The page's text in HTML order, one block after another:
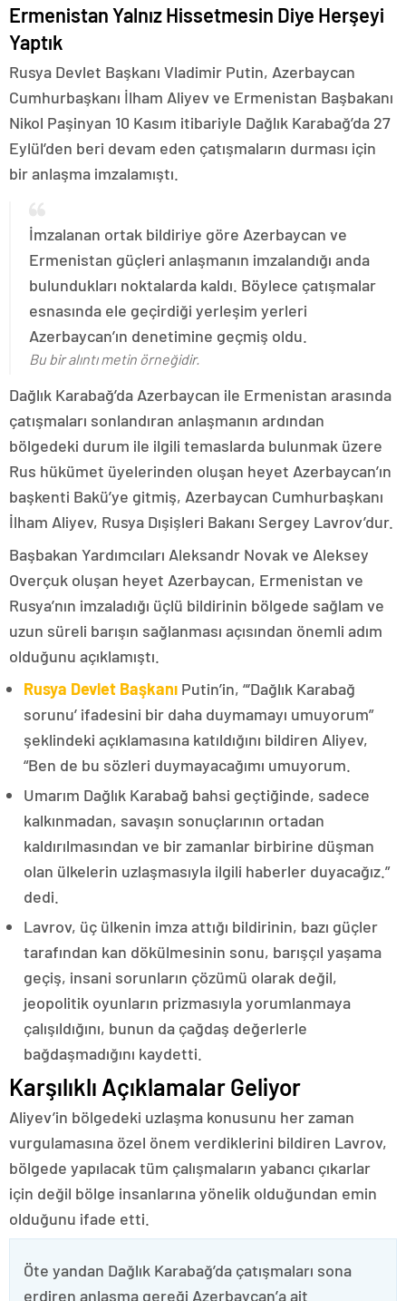
Ermenistan Yalnız Hissetmesin Diye Herşeyi
Yaptık
Rusya Devlet Başkanı Vladimir Putin, Azerbaycan
Cumhurbaşkanı İlham Aliyev ve Ermenistan Başbakanı
Nikol Paşinyan 10 Kasım itibariyle Dağlık Karabağ’da 27
Eylül’den beri devam eden çatışmaların durması için
bir anlaşma imzalamıştı.
İmzalanan ortak bildiriye göre Azerbaycan ve
Ermenistan güçleri anlaşmanın imzalandığı anda
bulundukları noktalarda kaldı. Böylece çatışmalar
esnasında ele geçirdiği yerleşim yerleri
Azerbaycan’ın denetimine geçmiş oldu.
Bu bir alıntı metin örneğidir.
Dağlık Karabağ’da Azerbaycan ile Ermenistan arasında
çatışmaları sonlandıran anlaşmanın ardından
bölgedeki durum ile ilgili temaslarda bulunmak üzere
Rus hükümet üyelerinden oluşan heyet Azerbaycan’ın
başkenti Bakü’ye gitmiş, Azerbaycan Cumhurbaşkanı
İlham Aliyev, Rusya Dışişleri Bakanı Sergey Lavrov’dur.
Başbakan Yardımcıları Aleksandr Novak ve Aleksey
Overçuk oluşan heyet Azerbaycan, Ermenistan ve
Rusya’nın imzaladığı üçlü bildirinin bölgede sağlam ve
uzun süreli barışın sağlanması açısından önemli adım
olduğunu açıklamıştı.
Rusya Devlet Başkanı Putin’in, “‘Dağlık Karabağ
sorunu’ ifadesini bir daha duymamayı umuyorum”
şeklindeki açıklamasına katıldığını bildiren Aliyev,
“Ben de bu sözleri duymayacağımı umuyorum.
Umarım Dağlık Karabağ bahsi geçtiğinde, sadece
kalkınmadan, savaşın sonuçlarının ortadan
kaldırılmasından ve bir zamanlar birbirine düşman
olan ülkelerin uzlaşmasıyla ilgili haberler duyacağız.”
dedi.
Lavrov, üç ülkenin imza attığı bildirinin, bazı güçler
tarafından kan dökülmesinin sonu, barışçıl yaşama
geçiş, insani sorunların çözümü olarak değil,
jeopolitik oyunların prizmasıyla yorumlanmaya
çalışıldığını, bunun da çağdaş değerlerle
bağdaşmadığını kaydetti.
Karşılıklı Açıklamalar Geliyor
Aliyev’in bölgedeki uzlaşma konusunu her zaman
vurgulamasına özel önem verdiklerini bildiren Lavrov,
bölgede yapılacak tüm çalışmaların yabancı çıkarlar
için değil bölge insanlarına yönelik olduğundan emin
olduğunu ifade etti.
Öte yandan Dağlık Karabağ’da çatışmaları sona
erdiren anlaşma gereği Azerbaycan’a ait